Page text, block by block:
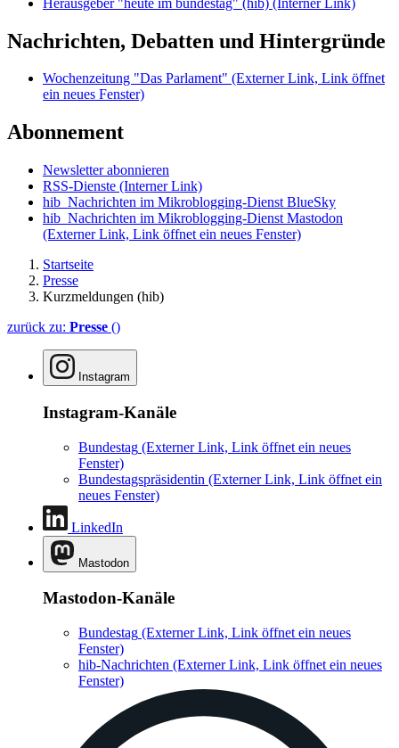
Nachrichten, Debatten und Hintergründe
Wochenzeitung "Das Parlament" (Externer Link, Link öffnet
ein neues Fenster)
Abonnement
Newsletter abonnieren
RSS-Dienste (Interner Link)
hib_Nachrichten im Mikroblogging-Dienst BlueSky
hib_Nachrichten im Mikroblogging-Dienst Mastodon
(Externer Link, Link öffnet ein neues Fenster)
Startseite
Presse
Kurzmeldungen (hib)
zurück zu: Presse ()
Instagram
Instagram-Kanäle
Bundestag (Externer Link, Link öffnet ein neues
Fenster)
Bundestagspräsidentin (Externer Link, Link öffnet ein
neues Fenster)
LinkedIn
Mastodon
Mastodon-Kanäle
Bundestag (Externer Link, Link öffnet ein neues
Fenster)
hib-Nachrichten (Externer Link, Link öffnet ein neues
Fenster)